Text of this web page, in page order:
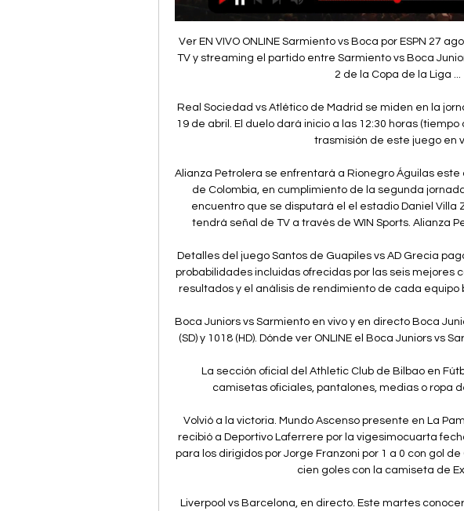
Ver EN VIVO ONLINE Sarmiento vs Boca por ESPN 27 ago 2023 — Cómo ver en vivo por TV y streaming el partido entre Sarmiento vs Boca Juniors, correspondiente a la fecha 2 de la Copa de la Liga ...

Real Sociedad vs Atlético de Madrid se miden en la jornada 33 de La Liga este jueves 19 de abril. El duelo dará inicio a las 12:30 horas (tiempo del centro de México). Sigue la trasmisión de este juego en vivo.

Alianza Petrolera se enfrentará a Rionegro Águilas este domingo 21 de julio a las 15:45 de Colombia, en cumplimiento de la segunda jornada de la Liga Águila 2019 II. El encuentro que se disputará el el estadio Daniel Villa Zapata (Barrancabermeja), tendrá señal de TV a través de WIN Sports. Alianza Petrolera vs Rionegro Águilas

Detalles del juego Santos de Guapiles vs AD Grecia pagado el 28 Marzo 2019. Mejores probabilidades incluidas ofrecidas por las seis mejores casas de apuestas en línea, los resultados y el análisis de rendimiento de cada equipo basado en los últimos partidos

Boca Juniors vs Sarmiento en vivo y en directo Boca Juniors Canales de Telecentro 112 (SD) y 1018 (HD). Dónde ver ONLINE el Boca Juniors vs Sarmiento por la Liga Profesional.

La sección oficial del Athletic Club de Bilbao en Fútbol Factory. Equipaciones, camisetas oficiales, pantalones, medias o ropa de abrigo los tienes aquí.

Volvió a la victoria. Mundo Ascenso presente en La Pampa y Miñones, Excursionistas recibió a Deportivo Laferrere por la vigesimocuarta fecha de la Primera C. Fue victoria para los dirigidos por Jorge Franzoni por 1 a 0 con gol de Gustavo Pastor que llegó a los cien goles con la camiseta de Excursio.

Liverpool vs Barcelona, en directo. Este martes conoceremos al primer finalista de la Champions League 2019, que saldrá del enfrentamiento entre el Liverpool y el Barcelona. Los blaugranas arrollaron a los reds en el Camp Nou, luego de vencerlos 3-0. para la vuelta,.

Para ver partido entre Pumas Morelos vs Veracruz en vivo pueden acceder a los diferentes canales de transmisión de su país y vivir la emoción de cada partido. Ademas podra seguir todos los encuentros por la liga de ascesno mexicano, en vivo y en directo en internet.

El Torneo Clausura 1993 fue el segundo torneo y el que cerró la temporada 1992-93 de la Primera División de Argentina de fútbol. Se jugó entre el 20 de febrero y el 12 de junio.

(libre-) Boca Juniors-Sarmiento en vivo hoy Cuándo juega Boc hace 16 horas — hace 5 horas — Sigue EN VIVO el partido entre Boca Juniors vs Sarmiento por la fecha 2 de la Copa de la Liga vía ESPN, TNT Sports y Star ...

(((ver tv==))) Ver Boca Juniors contra Sarmiento en vivo SAR hace 17 horas — 2 jul 2023 — Con goles de Miguel Merentiel y Cristian Medina, Boca Juniors venció 2-0 a Sarmiento y se ubicó a dos puntos de la zona de ...

En esa misma línea, añadió: "Veniamos de una derrota durísima (con Colo Colo en el Monumental), pero dejamos todo eso atrás y salimos a jugar el partido -con Cobresal- como una final y creo que lo hicimos de buena manera...

Modificación base reguladora DECRETO 18/2019, de 26 de marzo, por el que se modifica el Decreto 114/2017, de 18 de julio, por el que se establecen las bases reguladoras para la concesión de subvenciones destinadas a proyectos de comercio electrónico y TIC en las empresas de la Comunidad Autónoma de Extremadura

Boca Juniors | BeQuesada Group - Begoña Quesada hace 6 horas — Cómo ver en vivo Boca vs Sarmiento de Junín: fútbol libre por celular · Boca Juniors y Sarmiento de Junín, jugarán esta tarde, desde las 19.00 en ...

ELIEZER PALMA EN LÍNEA Bienvenidos a la Página que te da nota. domingo, 5 de junio de 2016. EMPERATRIZ DE AGÛERO - 3ER. AÑO B. Buenos días queridos estudiantes. A continuación les dejo las últimas dos evaluaciones en línea por este año escolar. Éxitos. 2.

Ander Garitano, director deportivo desde hace cuatro años, encomendó el pasado verano a Manolo González el banquillo del Club Deportivo Ebro. El técnico gallego tenía por misión mantener al equipo arlequinado en Segunda B y también que hiciera disfrutar a los 300 abonados del club en la Copa del Rey hasta donde le llegaran las fuerzas a sus pupilos.

Newell’s volvió a hacerse fuerte ante su gente y venció por 2-1 a Talleres de Córdoba, en un duelo correspondiente a la fecha 23 de la Superliga del fútbol argentino. Víctor Figueroa, con una gran definición, y Jerónimo Cacciabue marcaron los tantos del equipo dirigido por Omar De Felippe, mientras que Santiago Silva, de penal, convirtió el único tanto de la visita.

La línea más usada para llegar a Puerto Venecia es la 31, que comunica con La Aljafería con una frecuencia de 11 minutos. La segunda es la línea C4 conecta Plaza de las Canteras con Puerto Venecia cada 15 minutos a través del barrio de La Paz y Torrero. Tarjeta Bus y …

Tratado de libre comercio (TLC) del Mediterráneo Árabe (Acuerdo de Agadir) Asociación Euromediterránea (EUROMED) Jordania es miembro de la Gran Zona Árabe de Libre Comercio; Más tratados comerciales están previstos con Irak, la Autoridad Palestina, los países del Consejo de Cooperación del Golfo (CCG), Líbano y Pakistán.

El Comercio Universitario vs. Real Garcilaso EN VIVO: por Torneo Clausura El Comercio Universitario de Deportes visita HOY a Real Garcilaso (3:00 p.m EN VIVO por Gol Perú), por la novena fecha del Torneo Clausura. (Foto: USI). Universitario de Deportes visita HOY a Real Garcilaso (3:00 p.m EN VIVO por Gol Perú), por la novena fecha del.

Plan de estudios y distribución de créditos para los estudiantes del programa en Narrativas Digitales de la Universidad de los Andes. Plan de estudios y distribución de créditos para los estudiantes del programa en. 339 4999 Extensión 2540 Línea directa 3324537 facartes@uniandes.edu.co Miembro de: Departamentos. Centro de.

Encontrá las últimas noticias de Sudamericano Sub 20: La cruda revelación de Batista sobre Balerdi, El equipo ideal del Sudamericano Sub 20, con dos argentinos, todas las noticias de Sudamericano Sub 20 están en TyC Sports.

La fecha 5 empezó el jueves anterior con la victoria de Fortaleza 4-2 ante Cortuluá, ambos luchando por mantenerse entre los ocho primeros de la tabla. Real San Andrés sigue sumando y sorprendiendo este semestre y arañó un empate en su visita a Tigres. Valledupar venció 3-1 a Orsomarso, último del Torneo y que llegó a su cuarta derrota.

Buscas los supermercados cerca de ti? Encuentra en Tiendeo las direcciones,